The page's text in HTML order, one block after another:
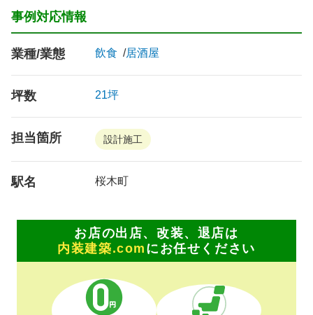
事例対応情報
業種/業態 飲食 居酒屋
坪数 21坪
担当箇所 設計施工
駅名 桜木町
お店の出店、改装、退店は
内装建築.com にお任せください